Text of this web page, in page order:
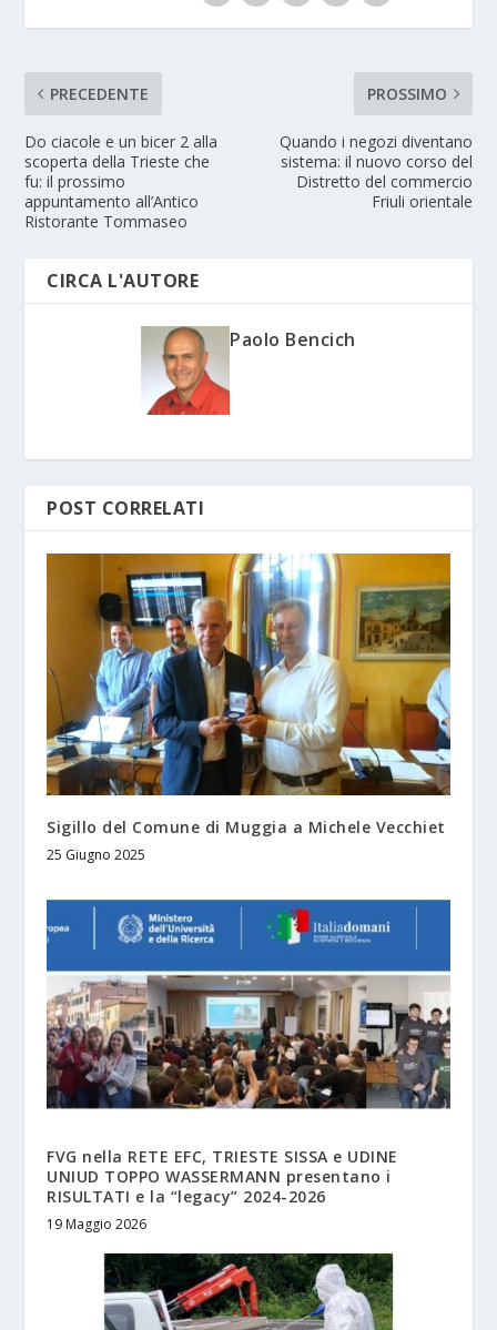
PRECEDENTE
Do ciacole e un bicer 2 alla
scoperta della Trieste che
fu: il prossimo
appuntamento all’Antico
Ristorante Tommaseo
PROSSIMO
Quando i negozi diventano
sistema: il nuovo corso del
Distretto del commercio
Friuli orientale
CIRCA L'AUTORE
Paolo Bencich
POST CORRELATI
Sigillo del Comune di Muggia a Michele Vecchiet
25 Giugno 2025
FVG nella RETE EFC, TRIESTE SISSA e UDINE
UNIUD TOPPO WASSERMANN presentano i
RISULTATI e la “legacy” 2024-2026
19 Maggio 2026